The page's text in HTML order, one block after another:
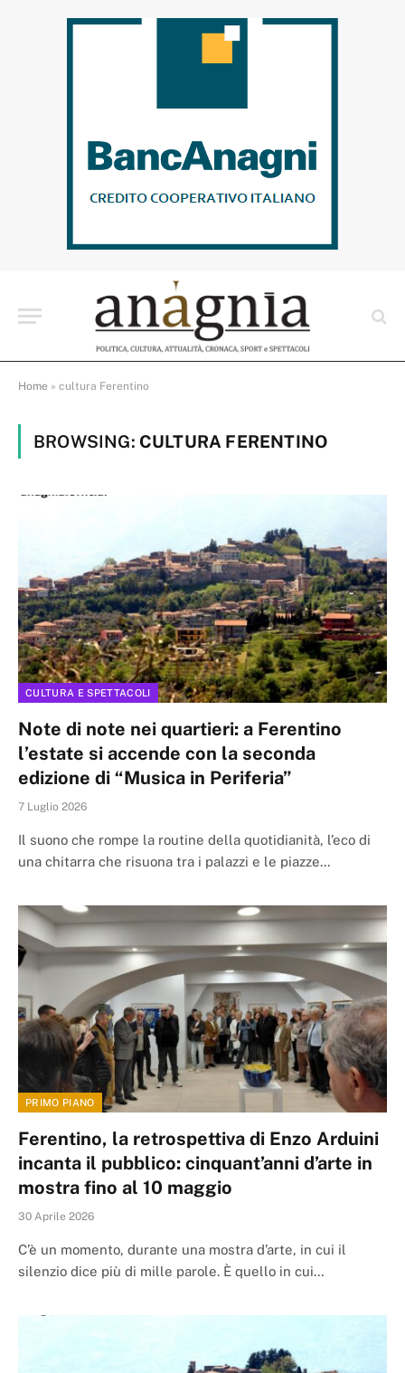
Home » cultura Ferentino
BROWSING: CULTURA FERENTINO
CULTURA E SPETTACOLI
Note di note nei quartieri: a Ferentino
l’estate si accende con la seconda
edizione di “Musica in Periferia”
7 Luglio 2026
Il suono che rompe la routine della quotidianità, l’eco di
una chitarra che risuona tra i palazzi e le piazze…
PRIMO PIANO
Ferentino, la retrospettiva di Enzo Arduini
incanta il pubblico: cinquant’anni d’arte in
mostra fino al 10 maggio
30 Aprile 2026
C’è un momento, durante una mostra d’arte, in cui il
silenzio dice più di mille parole. È quello in cui…